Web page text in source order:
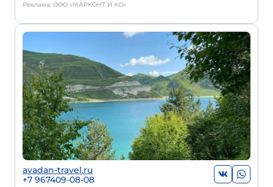
Реклама: ООО «МАРКОНТ И КО»
avadan-travel.ru
+7 967409-08-08